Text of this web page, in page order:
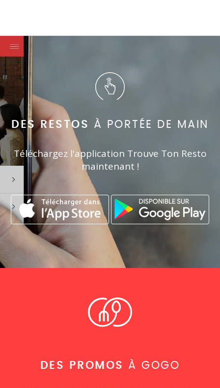
DES RESTOS À PORTÉE DE MAIN
Téléchargez l'application Trouve Ton Resto
maintenant !
DES PROMOS À GOGO